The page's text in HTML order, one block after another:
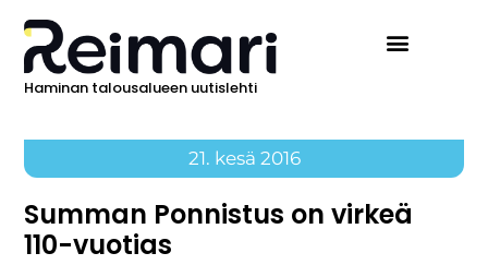
Haminan talousalueen uutislehti
21. kesä 2016
Summan Ponnistus on virkeä
110-vuotias